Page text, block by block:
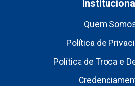
Quem
Política de
Política de Troca e